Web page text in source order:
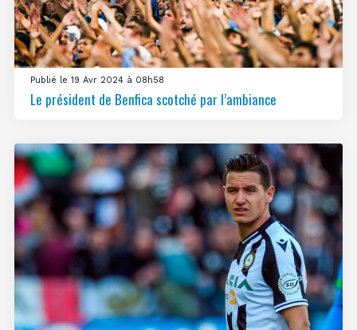
Publié le 19 Avr 2024 à 08h58
Le président de Benfica scotché par l’ambiance